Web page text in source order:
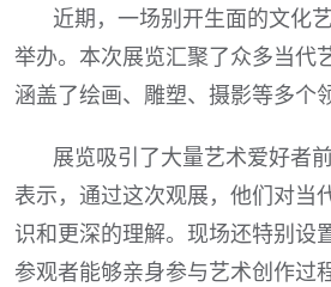
近期，一场别开生面的文化
举办。本次展览汇聚了众多当代
涵盖了绘画、雕塑、摄影等多个
展览吸引了大量艺术爱好者
表示，通过这次观展，他们对当
识和更深的理解。现场还特别设
参观者能够亲身参与艺术创作过